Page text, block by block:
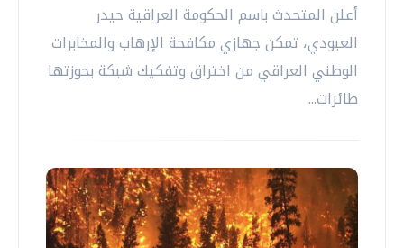
أعلن المتحدث باسم الحكومة العراقية حيدر
العبودي، تمكن جهازي مكافحة الإرهاب والمخابرات
الوطني العراقي من اختراق وتفكيك شبكة بحوزتها
طائرات...